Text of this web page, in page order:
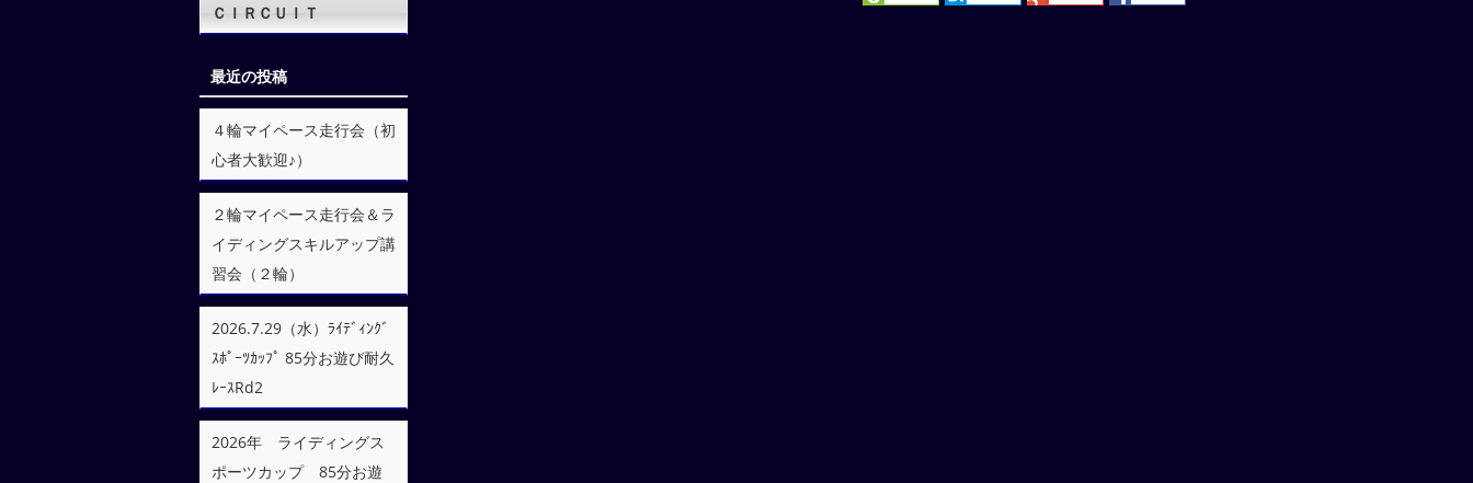
ＣＩＲＣＵＩＴ
最近の投稿
４輪マイペース走行会（初
心者大歓迎♪）
２輪マイペース走行会＆ラ
イディングスキルアップ講
習会（２輪）
2026.7.29（水）ﾗｲﾃﾞｨﾝｸﾞ
ｽﾎﾟｰﾂｶｯﾌﾟ 85分お遊び耐久
ﾚｰｽRd2
2026年 ライディングス
ポーツカップ 85分お遊